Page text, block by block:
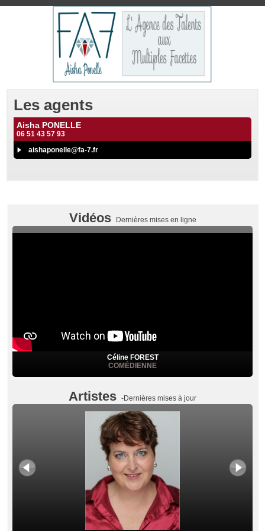
Les agents
Aisha PONELLE
06 51 43 57 93
aishaponelle@fa-7.fr
Vidéos Dernières mises en ligne
Céline FOREST
COMÉDIENNE
Artistes -Dernières mises à jour